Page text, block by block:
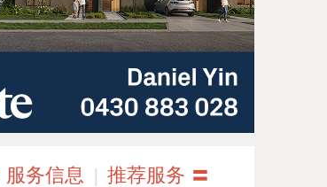
服务信息 | 推荐服务 〓